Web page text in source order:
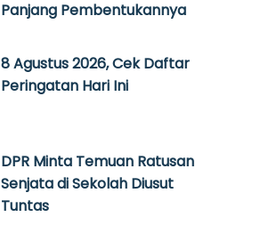
Panjang Pembentukannya
8 Agustus 2026, Cek Daftar
Peringatan Hari Ini
DPR Minta Temuan Ratusan
Senjata di Sekolah Diusut
Tuntas